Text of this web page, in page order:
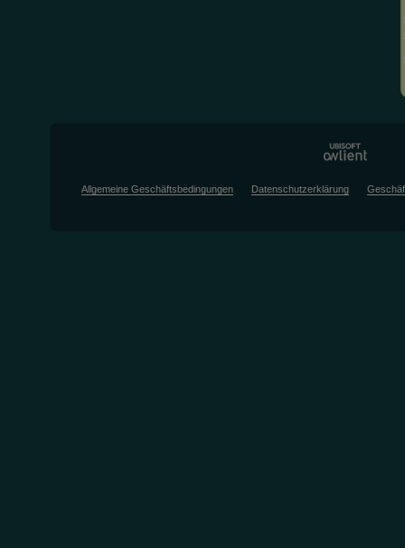
Allgemeine Geschäftsbedingungen Datenschutzerklärung